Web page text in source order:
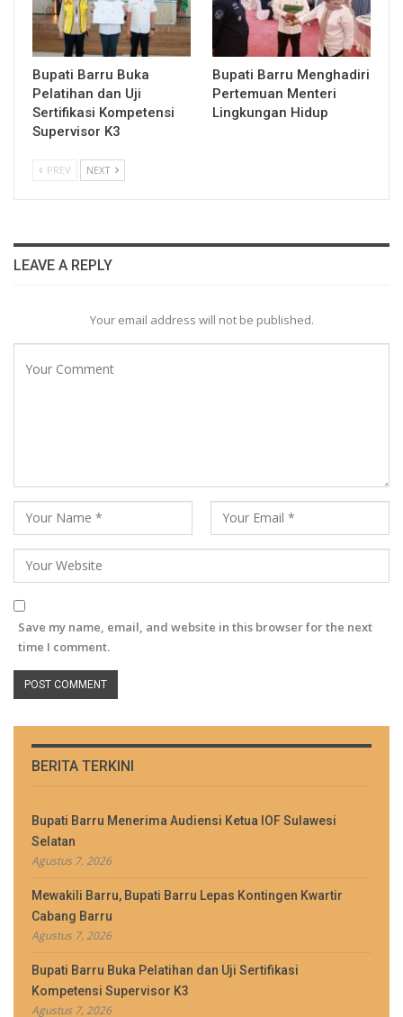
Bupati Barru Buka
Pelatihan dan Uji
Sertifikasi Kompetensi
Supervisor K3
Bupati Barru Menghadiri
Pertemuan Menteri
Lingkungan Hidup
PREV NEXT
LEAVE A REPLY
Your email address will not be published.
Save my name, email, and website in this browser for the next
time I comment.
BERITA TERKINI
Bupati Barru Menerima Audiensi Ketua IOF Sulawesi
Selatan
Agustus 7, 2026
Mewakili Barru, Bupati Barru Lepas Kontingen Kwartir
Cabang Barru
Agustus 7, 2026
Bupati Barru Buka Pelatihan dan Uji Sertifikasi
Kompetensi Supervisor K3
Agustus 7, 2026